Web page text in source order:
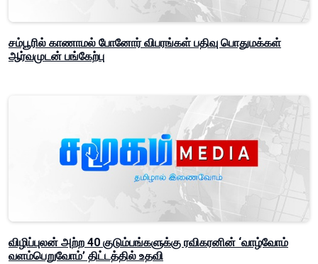
சம்பூரில் காணாமல் போனோர் விபரங்கள் பதிவு பொதுமக்கள்
ஆர்வமுடன் பங்கேற்பு
விழிப்புலன் அற்ற 40 குடும்பங்களுக்கு ரவிகரனின் ‘வாழ்வோம்
வளம்பெறுவோம்’ திட்டத்தில் உதவி